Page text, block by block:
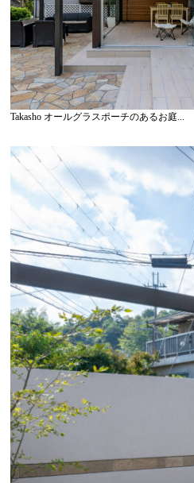
Takasho オールグラスポーチのあるお庭...